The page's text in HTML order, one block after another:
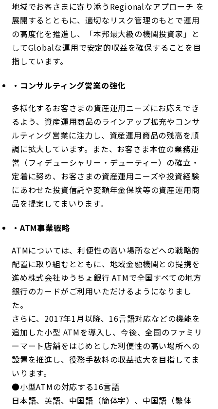
地域でお客さまに寄り添うRegionalなアプローチ を
展開するとともに、適切なリスク管理のもとで運用
の高度化を推進し、「本邦最大級の機関投資家」と
してGlobalな運用で安定的収益を確保することを目
指しています。
・コンサルティング営業の強化
多様化するお客さまの資産運用ニーズにお応えでき
るよう、資産運用商品のラインアップ拡充やコンサ
ルティング営業に注力し、資産運用商品の残高を順
調に拡大しています。また、お客さま本位の業務運
営（フィデューシャリー・デューティー）の確立・
定着に努め、お客さまの資産運用ニーズや投資経験
にあわせた投資信託や変額年金保険等の資産運用商
品を提案してまいります。
・ATM事業戦略
ATMについては、利便性の高い場所などへの戦略的
配置に取り組むとともに、地域金融機関との提携を
進め株式会社ゆうちょ銀行 ATMで全国すべての地方
銀行のカードがご利用いただけるようになりまし
た。
さらに、2017年1月以降、16言語対応などの機能を
追加した小型 ATMを導入し、今後、全国のファミリ
ーマート店舗をはじめとした利便性の高い場所への
設置を推進し、役務手数料の収益拡大を目指してま
いります。
●小型ATMの対応する16言語
日本語、英語、中国語（簡体字）、中国語（繁体